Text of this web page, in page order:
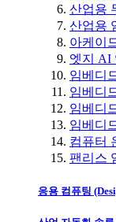
산업용
산업용
아케이
엣지 AI
임베디
임베디
임베디
임베디
컴퓨터
팬리스
응용 컴퓨팅